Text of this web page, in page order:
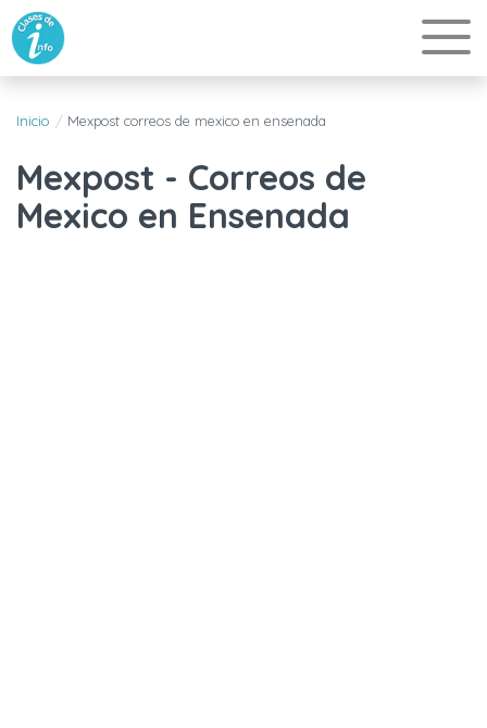
Inicio Mexpost correos de mexico en ensenada
Mexpost - Correos de
Mexico en Ensenada